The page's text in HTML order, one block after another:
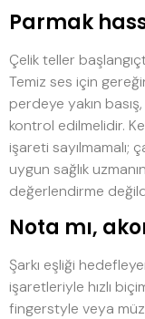
Parmak
Çelik teller
Temiz ses için
perdeye yakın
kontrol edilmelidir.
işareti sayılmamalı;
uygun sağlık
değerlendirme
Nota mı,
Şarkı eşliği
işaretleriyle hızlı
fingerstyle veya